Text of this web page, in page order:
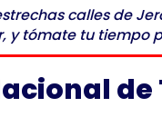
calles de
y tómate tu tiempo
de